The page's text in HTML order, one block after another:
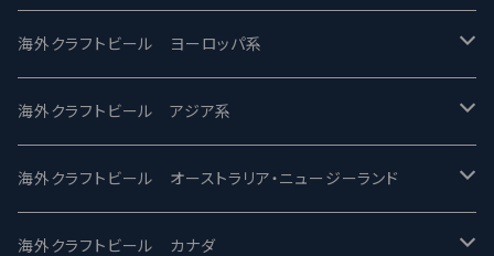
バテレ -VERTERE
2nd Story Ale Works -セカンドストーリー
ビアへるん - Beer Hearn
忽布古丹醸造 - HOP KOTAN
Modern Times モダンタイムズ
Maui マウイ
Toppling Goliath トップリンゴライアス
Fair State フェアステイト
海外クラフトビール ヨーロッパ系
UnBarred -アンバード
SAIREN /サイレン
ワイルドチャイルド - Wilde Child
海外クラフトビール アジア系
gweilo-鬼佬 グウァイロ
Heart Of Darkness - ハートオブダークネス
海外クラフトビール オーストラリア・ニュージーランド
ROCKY RIDGE - ロッキーリッジ
海外クラフトビール カナダ